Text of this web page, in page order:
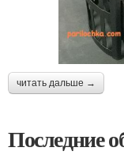
читать дальше →
Последние